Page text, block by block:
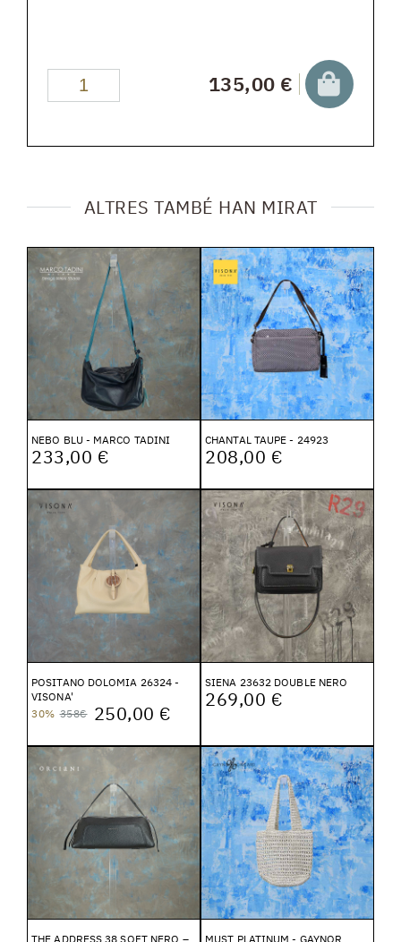
135,00 €
ALTRES TAMBÉ HAN MIRAT
NEBO BLU - MARCO TADINI
233,00 €
CHANTAL TAUPE - 24923
208,00 €
POSITANO DOLOMIA 26324 -
VISONA'
30% 358€ 250,00 €
SIENA 23632 DOUBLE NERO
269,00 €
THE ADDRESS 38 SOFT NERO –
MUST PLATINUM - GAYNOR